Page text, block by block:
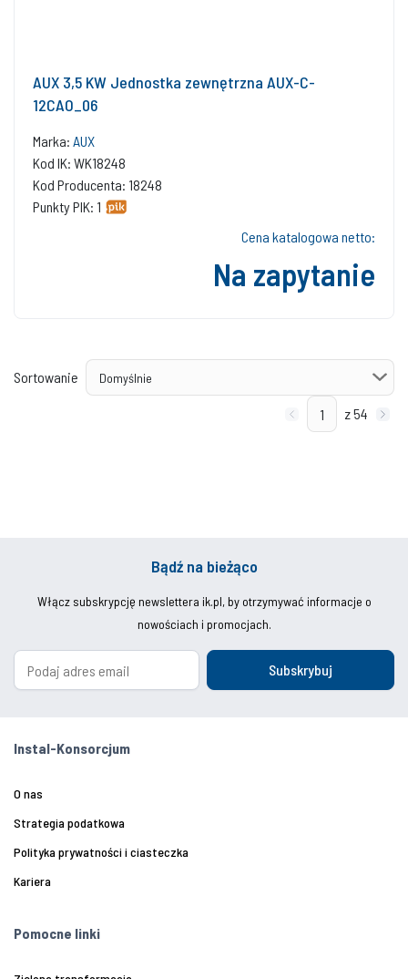
AUX 3,5 KW Jednostka zewnętrzna AUX-C-
12CAO_06
Marka: AUX
Kod IK: WK18248
Kod Producenta: 18248
Punkty PIK: 1
Cena katalogowa netto:
Na zapytanie
Sortowanie
z 54
Bądź na bieżąco
Włącz subskrypcję newslettera ik.pl, by otrzymywać informacje o
nowościach i promocjach.
Subskrybuj
Instal-Konsorcjum
O nas
Strategia podatkowa
Polityka prywatności i ciasteczka
Kariera
Pomocne linki